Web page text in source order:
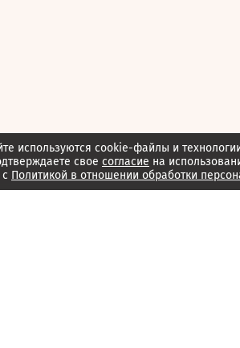
используются cookie-файлы и
свое согласие на
Политикой в отношении обработки